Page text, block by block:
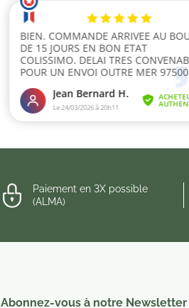
Paiement en 3X possible
(ALMA)
Abonnez-vous à notre Newsletter